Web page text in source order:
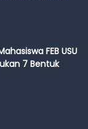
FEB USU
7 Bentuk